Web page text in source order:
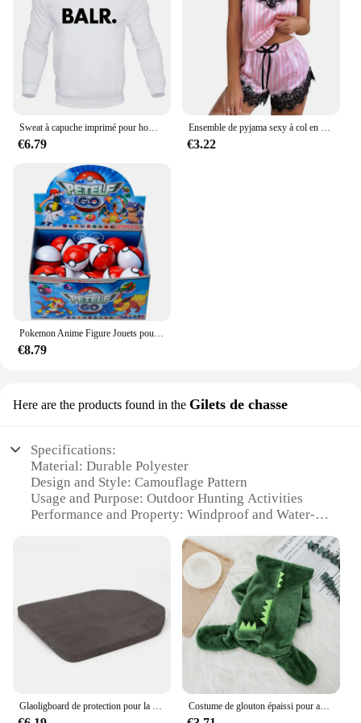
€6.79 €3.22
€8.79
Here are the products found in the Gilets de chasse
Specifications:
Material: Durable Polyester
Design and Style: Camouflage Pattern
Usage and Purpose: Outdoor Hunting Activities
Performance and Property: Windproof and Water-
Parts and Accessories: Adjustable Straps for
Applicable People: Hunters and Outdoor
Enthusiasts
Features:
**Enhanced Durability and Comfort**
The vetement de chasse Gilets de chasse is a
testament to robust construction and practical
design. Made from high-quality polyester, this gilet
is engineered to withstand the rigors of outdoor
Costume de glouton épaissi pour animaux de compagnie, costume de tigre et de dinosaure, vêtements monochromatiques pour chats et chiens, jeu chaud, automne et hiver